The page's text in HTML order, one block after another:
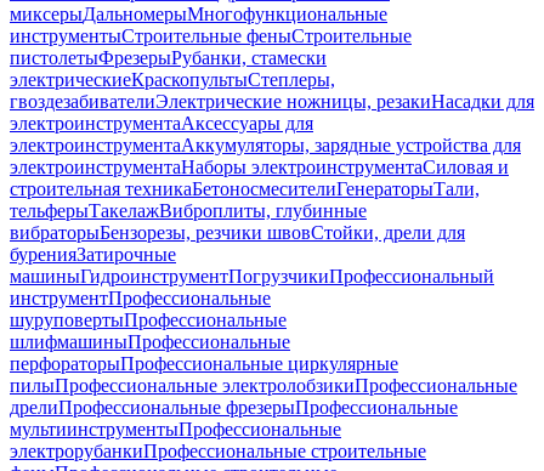
миксерыДальномерыМногофункциональные
инструментыСтроительные феныСтроительные
пистолетыФрезерыРубанки, стамески
электрическиеКраскопультыСтеплеры,
гвоздезабивателиЭлектрические ножницы, резакиНасадки для
электроинструментаАксессуары для
электроинструментаАккумуляторы, зарядные устройства для
электроинструментаНаборы электроинструментаСиловая и
строительная техникаБетоносмесителиГенераторыТали,
тельферыТакелажВиброплиты, глубинные
вибраторыБензорезы, резчики швовСтойки, дрели для
буренияЗатирочные
машиныГидроинструментПогрузчикиПрофессиональный
инструментПрофессиональные
шуруповертыПрофессиональные
шлифмашиныПрофессиональные
перфораторыПрофессиональные циркулярные
пилыПрофессиональные электролобзикиПрофессиональные
дрелиПрофессиональные фрезерыПрофессиональные
мультиинструментыПрофессиональные
электрорубанкиПрофессиональные строительные